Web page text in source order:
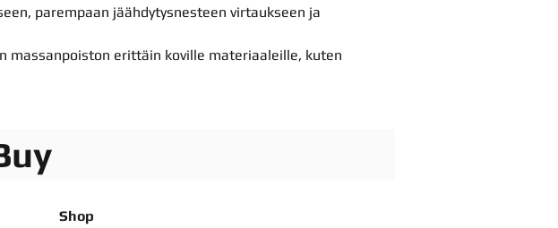
parempaan jäähdytysnesteen virtaukseen ja
massanpoiston erittäin koville materiaaleille, kuten
Shop